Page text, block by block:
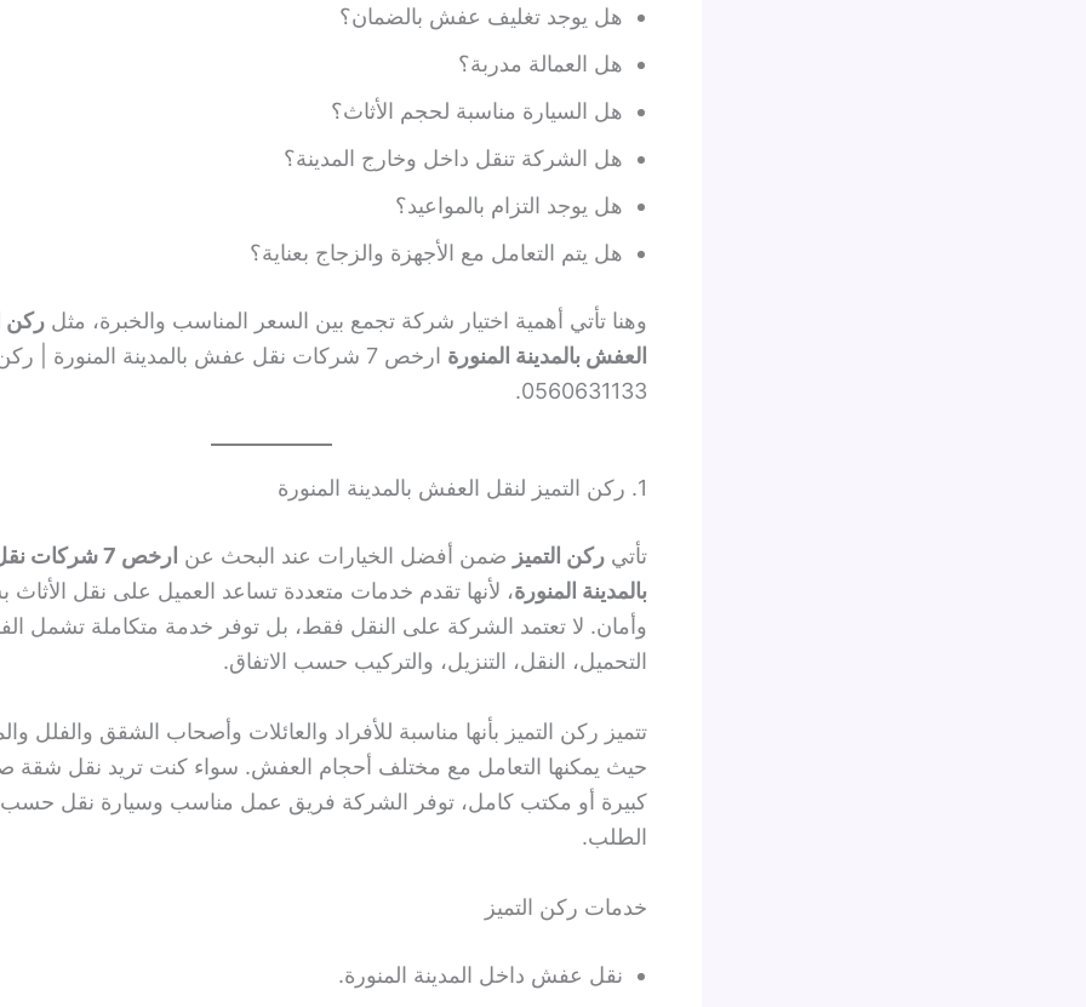
هل يوجد تغليف عفش بالضمان؟
هل العمالة مدربة؟
هل السيارة مناسبة لحجم الأثاث؟
هل الشركة تنقل داخل وخارج المدينة؟
هل يوجد التزام بالمواعيد؟
هل يتم التعامل مع الأجهزة والزجاج بعناية؟
وهنا تأتي أهمية اختيار شركة تجمع بين السعر المناسب والخبرة، مثل ركن
العفش بالمدينة المنورة
ارخص 7 شركات نقل عفش بالمدينة المنورة | ركن
0560631133.
1. ركن التميز لنقل العفش بالمدينة المنورة
تأتي ركن التميز ضمن أفضل الخيارات عند البحث عن
ارخص 7
بالمدينة المنورة، لأنها تقدم خدمات متعددة تساعد العميل على نقل الأثاث
وأمان. لا تعتمد الشركة على النقل فقط، بل توفر خدمة متكاملة تشمل
التحميل، النقل، التنزيل، والتركيب حسب الاتفاق.
تتميز ركن التميز بأنها مناسبة للأفراد والعائلات وأصحاب الشقق والفلل
حيث يمكنها التعامل مع مختلف أحجام العفش. سواء كنت تريد نقل شقة
كبيرة أو مكتب كامل، توفر الشركة فريق عمل مناسب وسيارة نقل
الطلب.
خدمات ركن التميز
نقل عفش داخل المدينة المنورة.